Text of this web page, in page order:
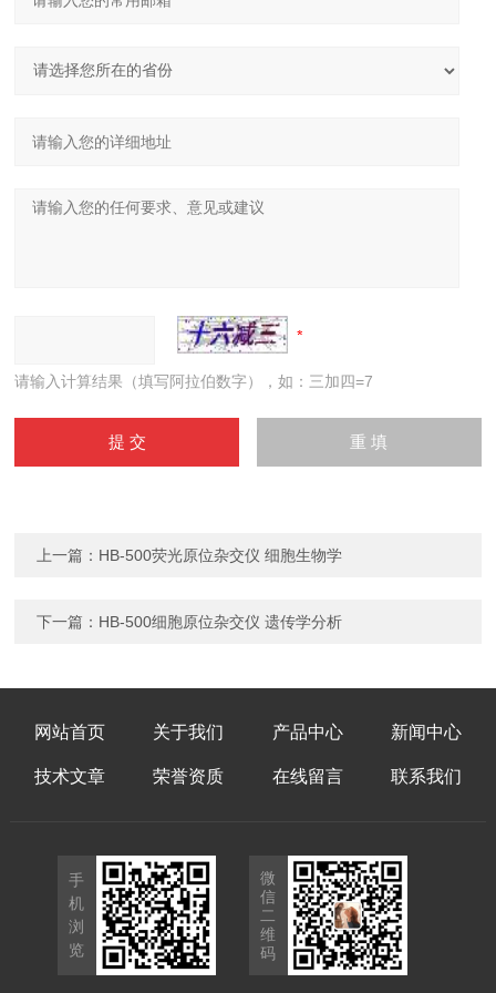
请输入计算结果（填写阿拉伯数字），如：三加四=7
上一篇： HB-500荧光原位杂交仪 细胞生物学
下一篇： HB-500细胞原位杂交仪 遗传学分析
网站首页 关于我们 产品中心 新闻中心
技术文章 荣誉资质 在线留言 联系我们
手
机
浏
览
微
信
二
维
码